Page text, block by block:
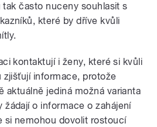
často nuceny souhlasit s
které by dříve kvůli
kontaktují i ženy, které si kvůli
zjišťují informace, protože
aktuálně jediná možná varianta
žádají o informace o zahájení
si nemohou dovolit rostoucí